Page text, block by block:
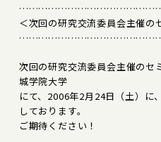
＜次回の研究交流委員会主催の
次回の研究交流委員会主催のセ
城学院大学
にて、2006年2月24日（土）に
しております。
ご期待ください！